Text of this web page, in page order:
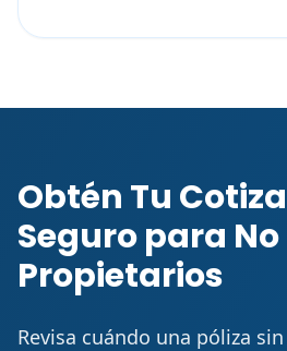
Obtén Tu
Seguro para No
Propietarios
Revisa cuándo una póliza